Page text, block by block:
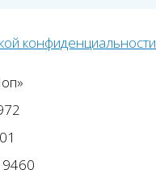
конфиденциальности